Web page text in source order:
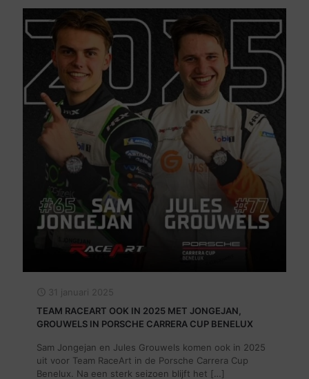
31 januari 2025
TEAM RACEART OOK IN 2025 MET JONGEJAN,
GROUWELS IN PORSCHE CARRERA CUP BENELUX
Sam Jongejan en Jules Grouwels komen ook in 2025
uit voor Team RaceArt in de Porsche Carrera Cup
Benelux. Na een sterk seizoen blijft het […]